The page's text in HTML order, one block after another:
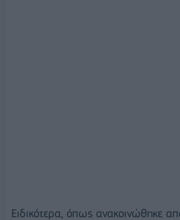
Ειδικότερα, όπως ανακοινώθηκε